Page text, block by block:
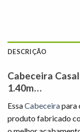
DESCRIÇÃO
Cabeceira
1.40m…
EssaCabeceirapara
produto fabricado